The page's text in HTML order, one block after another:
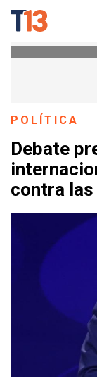
POLÍTICA
Debate
contra